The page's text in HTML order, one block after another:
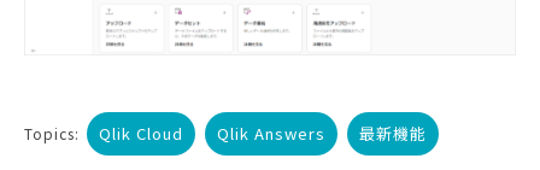
Topics: Qlik Cloud Qlik Answers 最新機能